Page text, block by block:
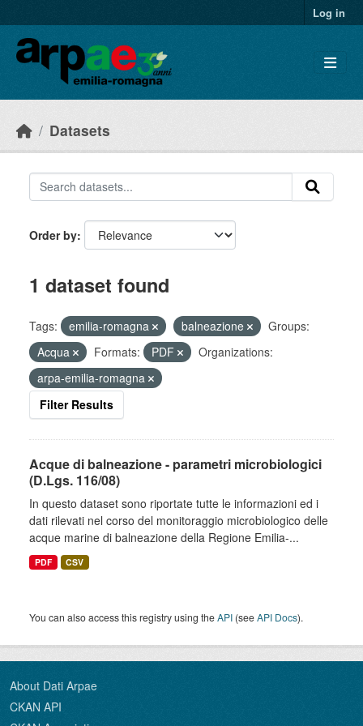
Log in
Datasets
Order by
1 dataset found
Tags: emilia-romagna balneazione
Groups:
Acqua
Formats: PDF
Organizations:
arpa-emilia-romagna
Filter Results
Acque di balneazione - parametri microbiologici
(D.Lgs. 116/08)
In questo dataset sono riportate tutte le informazioni ed i
dati rilevati nel corso del monitoraggio microbiologico delle
acque marine di balneazione della Regione Emilia-...
PDF CSV
You can also access this registry using theAPI (seeAPI Docs).
About Dati Arpae
CKAN API